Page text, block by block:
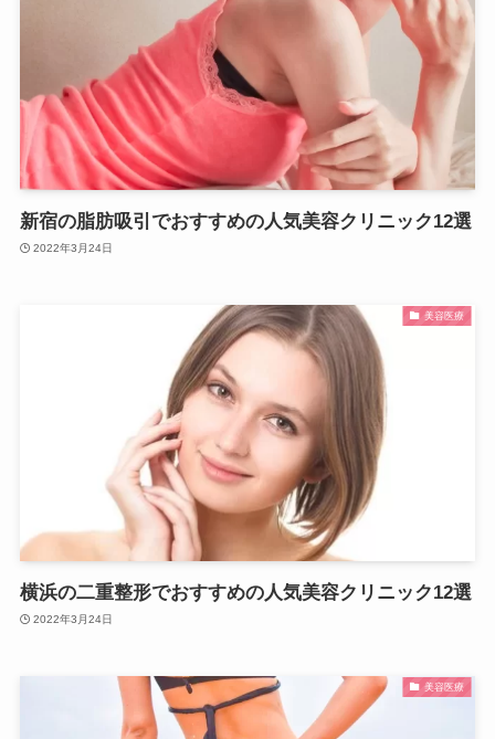
新宿の脂肪吸引でおすすめの人気美容クリニック12選
2022年3月24日
美容医療
横浜の二重整形でおすすめの人気美容クリニック12選
2022年3月24日
美容医療